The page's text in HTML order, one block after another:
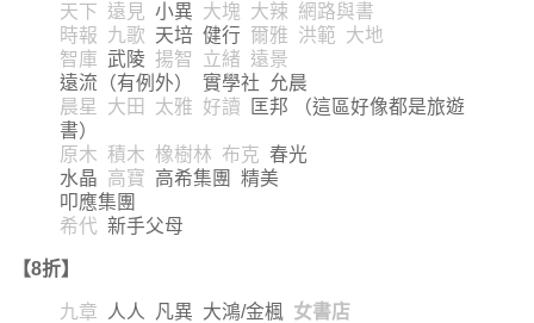
天下 遠見 小異 大塊 大辣 網路與書
時報 九歌 天培 健行 爾雅 洪範 大地
智庫 武陵 揚智 立緒 遠景
遠流（有例外） 實學社 允晨
晨星 大田 太雅 好讀 匡邦 （這區好像都是旅遊
書）
原木 積木 橡樹林 布克 春光
水晶 高寶 高希集團 精美
叩應集團
希代 新手父母
【8折】
九章 人人 凡異 大鴻/金楓 女書店